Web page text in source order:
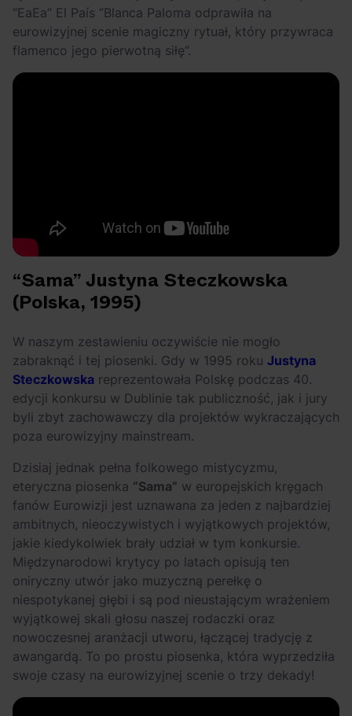
“EaEa” El País “Blanca Paloma odprawiła na
eurowizyjnej scenie magiczny rytuał, który przywraca
flamenco jego pierwotną siłę”.
“Sama” Justyna Steczkowska
(Polska, 1995)
W naszym zestawieniu oczywiście nie mogło
zabraknąć i tej piosenki. Gdy w 1995 roku Justyna
Steczkowska reprezentowała Polskę podczas 40.
edycji konkursu w Dublinie tak publiczność, jak i jury
byli zbyt zachowawczy dla projektów wykraczających
poza eurowizyjny mainstream.
Dzisiaj jednak pełna folkowego mistycyzmu,
eteryczna piosenka “Sama” w europejskich kręgach
fanów Eurowizji jest uznawana za jeden z najbardziej
ambitnych, nieoczywistych i wyjątkowych projektów,
jakie kiedykolwiek brały udział w tym konkursie.
Międzynarodowi krytycy po latach opisują ten
oniryczny utwór jako muzyczną perełkę o
niespotykanej głębi i są pod nieustającym wrażeniem
wyjątkowej skali głosu naszej rodaczki oraz
nowoczesnej aranżacji utworu, łączącej tradycję z
awangardą. To po prostu piosenka, która wyprzedziła
swoje czasy na eurowizyjnej scenie o trzy dekady!